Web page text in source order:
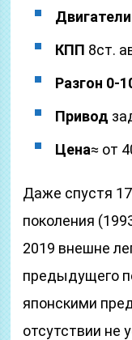
Двигатели
КПП 8ст.
Разгон 0-
Привод
Цена≈ от
Даже спустя
поколения
2019 внешне
предыдущего
японскими
отсутствии